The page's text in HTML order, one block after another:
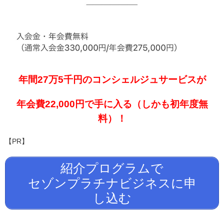
年間27万5千円のコンシェルジュサービスが
年会費22,000円で手に入る（しかも初年度無
料）
！
【PR】
紹介プログラムで
セゾンプラチナビジネスに申
し込む